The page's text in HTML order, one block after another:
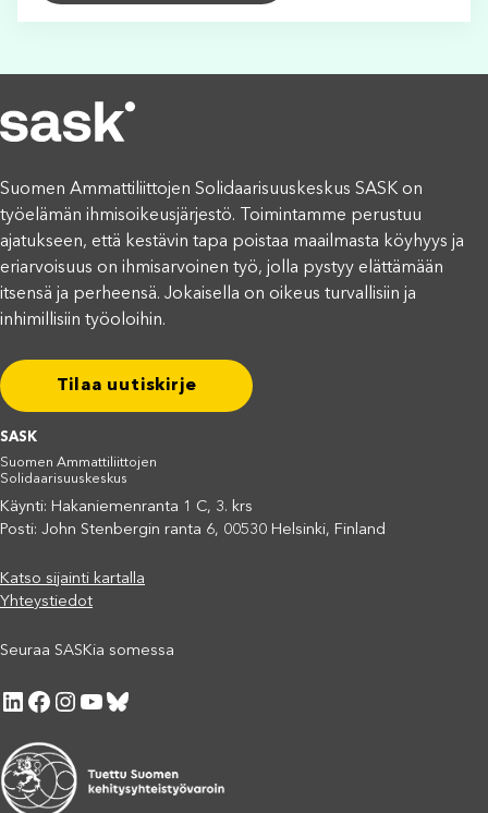
Suomen Ammattiliittojen Solidaarisuuskeskus SASK on
työelämän ihmisoikeusjärjestö. Toimintamme perustuu
ajatukseen, että kestävin tapa poistaa maailmasta köyhyys ja
eriarvoisuus on ihmisarvoinen työ, jolla pystyy elättämään
itsensä ja perheensä. Jokaisella on oikeus turvallisiin ja
inhimillisiin työoloihin.
Tilaa uutiskirje
SASK
Suomen Ammattiliittojen
Solidaarisuuskeskus
Käynti: Hakaniemenranta 1 C, 3. krs
Posti: John Stenbergin ranta 6, 00530 Helsinki, Finland
Katso sijainti kartalla
Yhteystiedot
Seuraa SASKia somessa
LinkedIn Facebook Instagram YouTube Bluesky